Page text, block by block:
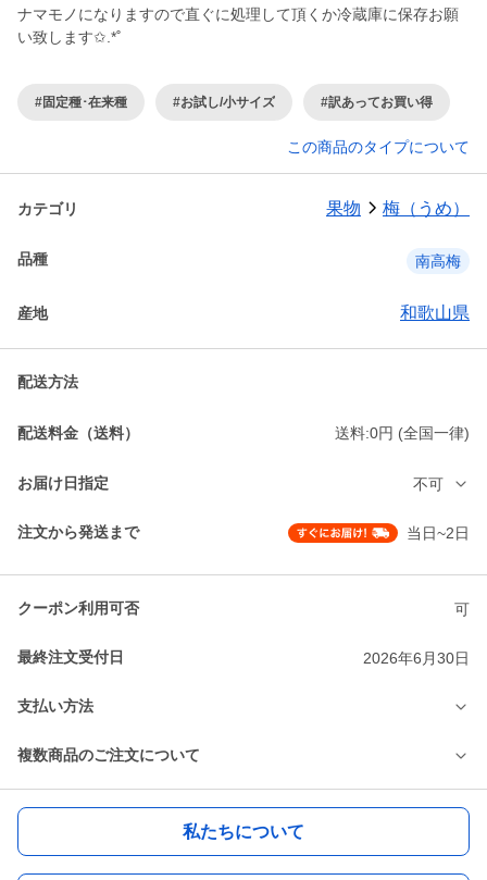
ナマモノになりますので直ぐに処理して頂くか冷蔵庫に保存お願
い致します✩.*˚
#固定種･在来種 #お試し/小サイズ #訳あってお買い得
この商品のタイプについて
カテゴリ 果物 梅（うめ）
品種 南高梅
産地 和歌山県
配送方法
配送料金（送料） 送料:0円 (全国一律)
お届け日指定 不可
注文から発送まで 当日~2日
クーポン利用可否 可
最終注文受付日 2026年6月30日
支払い方法
複数商品のご注文について
私たちについて